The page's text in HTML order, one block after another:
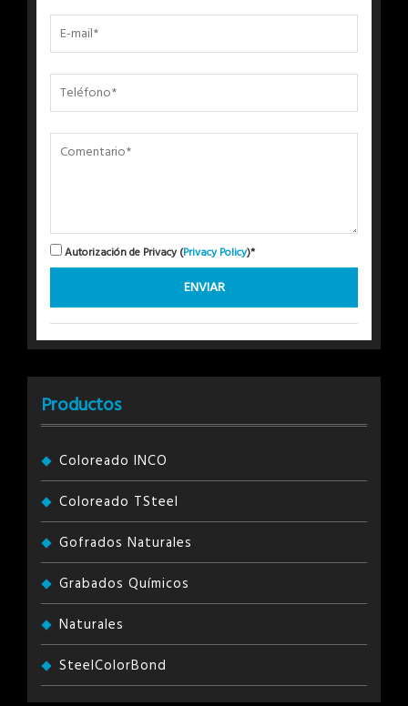
Autorización de Privacy (Privacy Policy)*
Productos
Coloreado INCO
Coloreado TSteel
Gofrados Naturales
Grabados Químicos
Naturales
SteelColorBond